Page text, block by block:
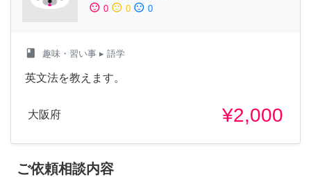
sentiment_satisfied 0 sentiment_neutral 0 sentiment_dissatisfied 0
class 趣味・習い事 ▸ 語学
英文法を教えます。
大阪府 ¥2,000
ご依頼相談内容